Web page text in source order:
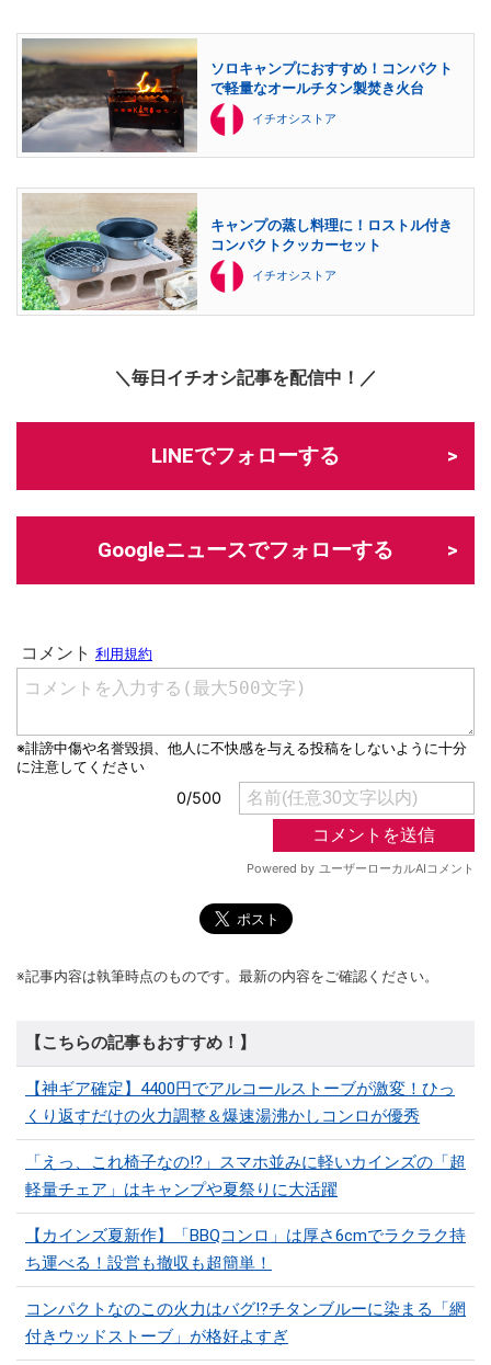
ソロキャンプにおすすめ！コンパクト
で軽量なオールチタン製焚き火台
イチオシストア
キャンプの蒸し料理に！ロストル付き
コンパクトクッカーセット
イチオシストア
＼毎日イチオシ記事を配信中！／
LINEでフォローする
Googleニュースでフォローする
※記事内容は執筆時点のものです。最新の内容をご確認ください。
【こちらの記事もおすすめ！】
【神ギア確定】4400円でアルコールストーブが激変！ひっ
くり返すだけの火力調整＆爆速湯沸かしコンロが優秀
「えっ、これ椅子なの!?」スマホ並みに軽いカインズの「超
軽量チェア」はキャンプや夏祭りに大活躍
【カインズ夏新作】「BBQコンロ」は厚さ6cmでラクラク持
ち運べる！設営も撤収も超簡単！
コンパクトなのこの火力はバグ⁉チタンブルーに染まる「網
付きウッドストーブ」が格好よすぎ